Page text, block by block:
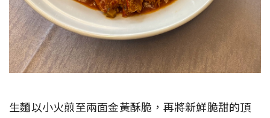
生麵以小火煎至兩面金黃酥脆，再將新鮮脆甜的頂